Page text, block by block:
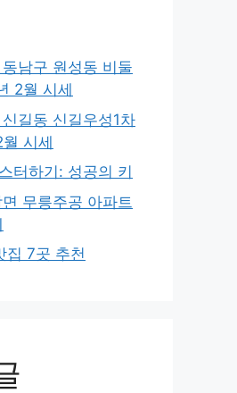
남구 원성동 비둘
2월 시세
길동 신길우성1차
시세
터하기: 성공의 키
무릉주공 아파트
집 7곳 추천